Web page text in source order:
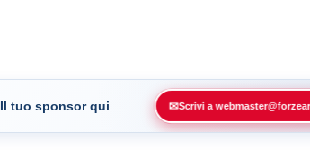
Il tuo sponsor qui ✉Scrivi a